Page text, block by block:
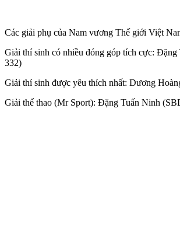
Các giải phụ của Nam vương Thế giới Việt
Giải thí sinh có nhiều đóng góp tích cực:
332)
Giải thí sinh được yêu thích nhất: Dương
Giải thể thao (Mr Sport): Đặng Tuấn Ninh